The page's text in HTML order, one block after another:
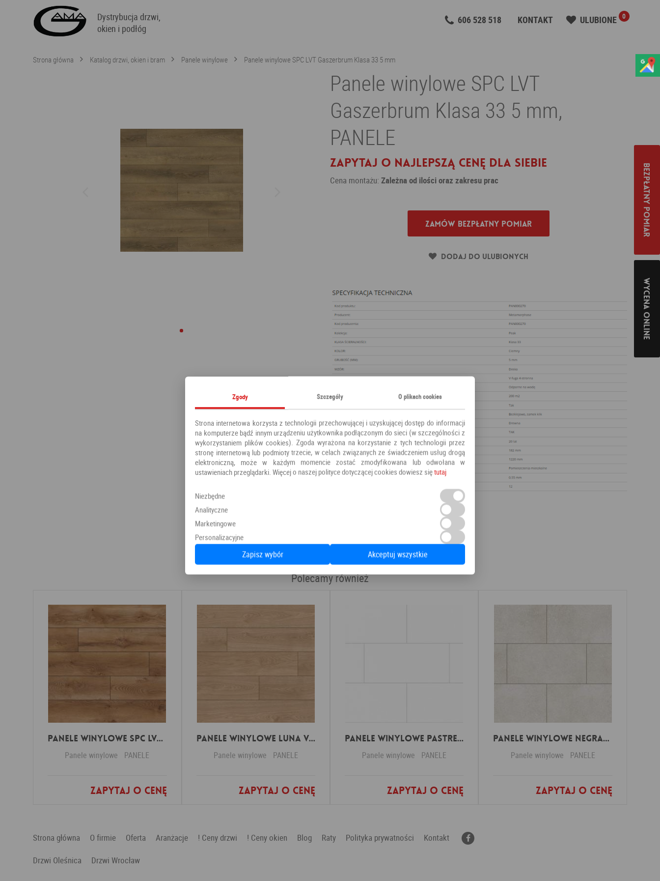
Dystrybucja drzwi,
okien i podłóg
606 528 518 KONTAKT ULUBIONE 0
Strona główna Katalog drzwi, okien i bram Panele winylowe Panele winylowe SPC LVT Gaszerbrum Klasa 33 5 mm
Panele winylowe SPC LVT
Gaszerbrum Klasa 33 5 mm,
PANELE
Zapytaj o najlepszą cenę dla siebie
Cena montażu: Zależna od ilości oraz zakresu prac
Zamów bezpłatny pomiar
Dodaj do ulubionych
Polecamy również
Panele Winylowe SPC LVT Besancon 54641 Klasa 34 4.5 mm
Panele winylowe PANELE
Zapytaj o cenę
Dodaj do ulubionych
Panele winylowe Luna virgin white 57588 Klasa 34 3 mm
Panele winylowe PANELE
Zapytaj o cenę
Dodaj do ulubionych
Panele winylowe Pastrengo marmor beige 57590 Klasa 34 3 mm
Panele winylowe PANELE
Zapytaj o cenę
Dodaj do ulubionych
Panele winylowe Negrar off black 57614 Klasa 34 3 mm
Panele winylowe PANELE
Zapytaj o cenę
Dodaj do ulubionych
Strona główna O firmie Oferta Aranżacje ! Ceny drzwi ! Ceny okien Blog Raty Polityka prywatności
Kontakt
Drzwi Oleśnica
Drzwi Wrocław
Bezpłatny pomiar
Wycena online
Zgody Szczegóły O plikach cookies
Strona internetowa korzysta z technologii przechowującej i uzyskującej dostęp do informacji
na komputerze bądź innym urządzeniu użytkownika podłączonym do sieci (w szczególności z
wykorzystaniem plików cookies). Zgoda wyrażona na korzystanie z tych technologii przez
stronę internetową lub podmioty trzecie, w celach związanych ze świadczeniem usług drogą
elektroniczną, może w każdym momencie zostać zmodyfikowana lub odwołana w
ustawieniach przeglądarki. Więcej o naszej polityce dotyczącej cookies dowiesz siętutaj
Niezbędne
Analityczne
Marketingowe
Personalizacyjne
Zapisz wybór Akceptuj wszystkie